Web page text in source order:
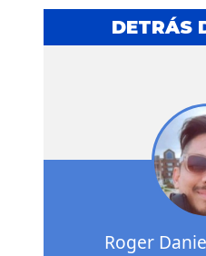
DETRÁS
Roger